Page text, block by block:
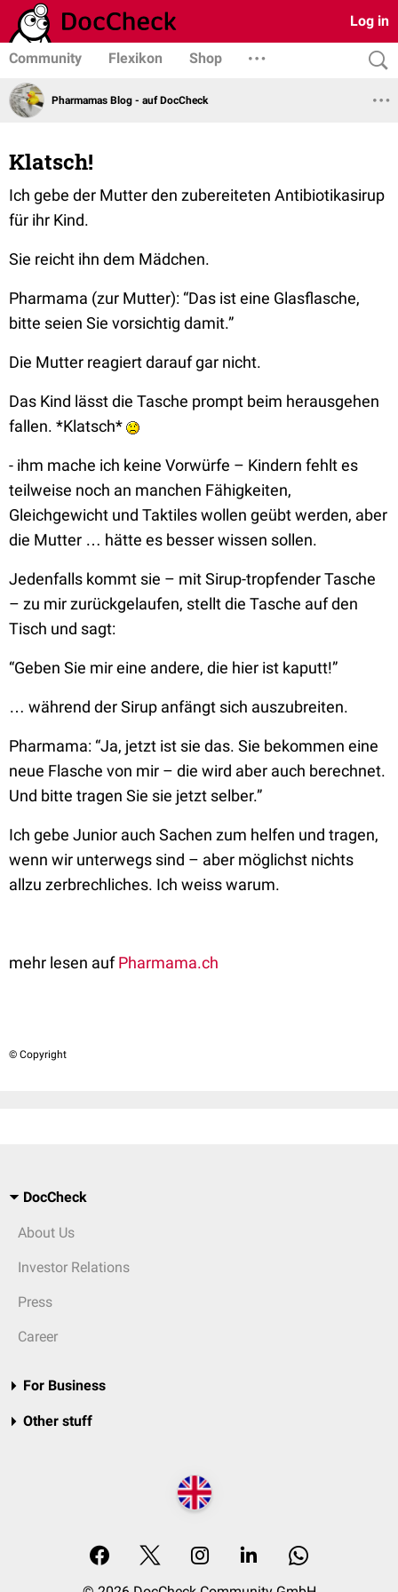
Log in
Community Flexikon Shop
Pharmamas Blog - auf DocCheck
Klatsch!
Ich gebe der Mutter den zubereiteten Antibiotikasirup
für ihr Kind.
Sie reicht ihn dem Mädchen.
Pharmama (zur Mutter): “Das ist eine Glasflasche,
bitte seien Sie vorsichtig damit.”
Die Mutter reagiert darauf gar nicht.
Das Kind lässt die Tasche prompt beim herausgehen
fallen. *Klatsch*
- ihm mache ich keine Vorwürfe – Kindern fehlt es
teilweise noch an manchen Fähigkeiten,
Gleichgewicht und Taktiles wollen geübt werden, aber
die Mutter … hätte es besser wissen sollen.
Jedenfalls kommt sie – mit Sirup-tropfender Tasche
– zu mir zurückgelaufen, stellt die Tasche auf den
Tisch und sagt:
“Geben Sie mir eine andere, die hier ist kaputt!”
… während der Sirup anfängt sich auszubreiten.
Pharmama: “Ja, jetzt ist sie das. Sie bekommen eine
neue Flasche von mir – die wird aber auch berechnet.
Und bitte tragen Sie sie jetzt selber.”
Ich gebe Junior auch Sachen zum helfen und tragen,
wenn wir unterwegs sind – aber möglichst nichts
allzu zerbrechliches. Ich weiss warum.
mehr lesen aufPharmama.ch
© Copyright
DocCheck
About Us
Investor Relations
Press
Career
For Business
Other stuff